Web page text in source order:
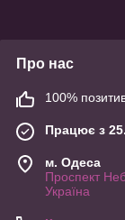
Про нас
100%
Працює з
м. Одеса
Проспект
Україна